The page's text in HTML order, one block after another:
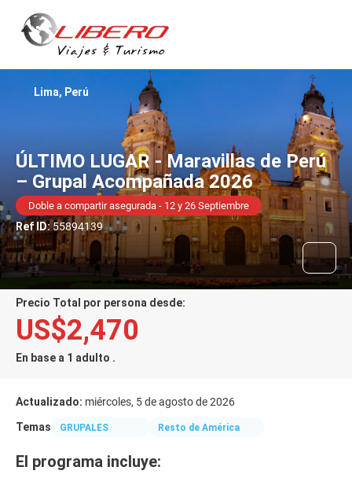
ÚLTIMO LUGAR - Maravillas de Perú
– Grupal Acompañada 2026
Doble a compartir asegurada - 12 y 26 Septiembre
Ref ID:55894139
Lima, Perú
Precio Total por persona desde:
US$2,470
En base a 1 adulto .
Actualizado: miércoles, 5 de agosto de 2026
Temas
GRUPALES Resto de América
El programa incluye: